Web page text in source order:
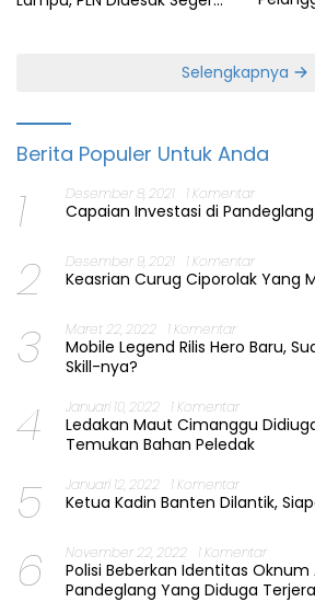
Selengkapnya
Berita Populer Untuk Anda
1 Desember 8, 2021 1 Komentar
Capaian Investasi di
2 Desember 9, 2021 1 Komentar
Keasrian Curug Ciporolak Yang
3 Maret 22, 2022 1 Komentar
Mobile Legend Rilis Hero Baru,
Skill-nya?
4 Januari 10, 2022 1 Komentar
Ledakan Maut Cimanggu
Temukan Bahan Peledak
5 Januari 12, 2022 1 Komentar
Ketua Kadin Banten Dilantik,
6 November 22, 2022 1 Komentar
Polisi Beberkan Identitas Oknum
Pandeglang Yang Diduga